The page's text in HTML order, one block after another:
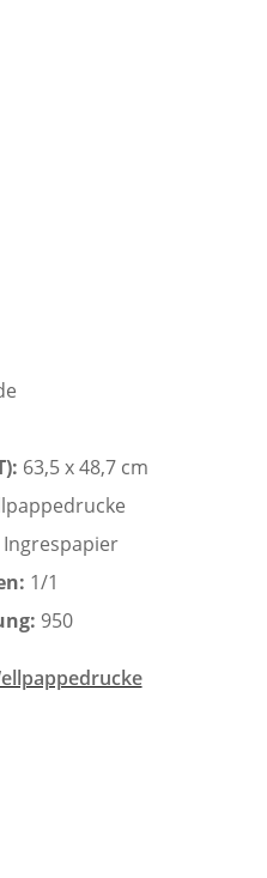
63,5 x 48,7 cm
Ingrespapier
1/1
950